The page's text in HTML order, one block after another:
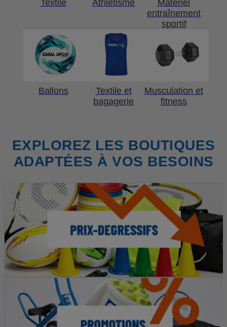
Textile Athlétisme
Matériel
entraînement
sportif
Ballons
Textile et
bagagerie
Musculation et
fitness
EXPLOREZ LES BOUTIQUES
ADAPTÉES À VOS BESOINS